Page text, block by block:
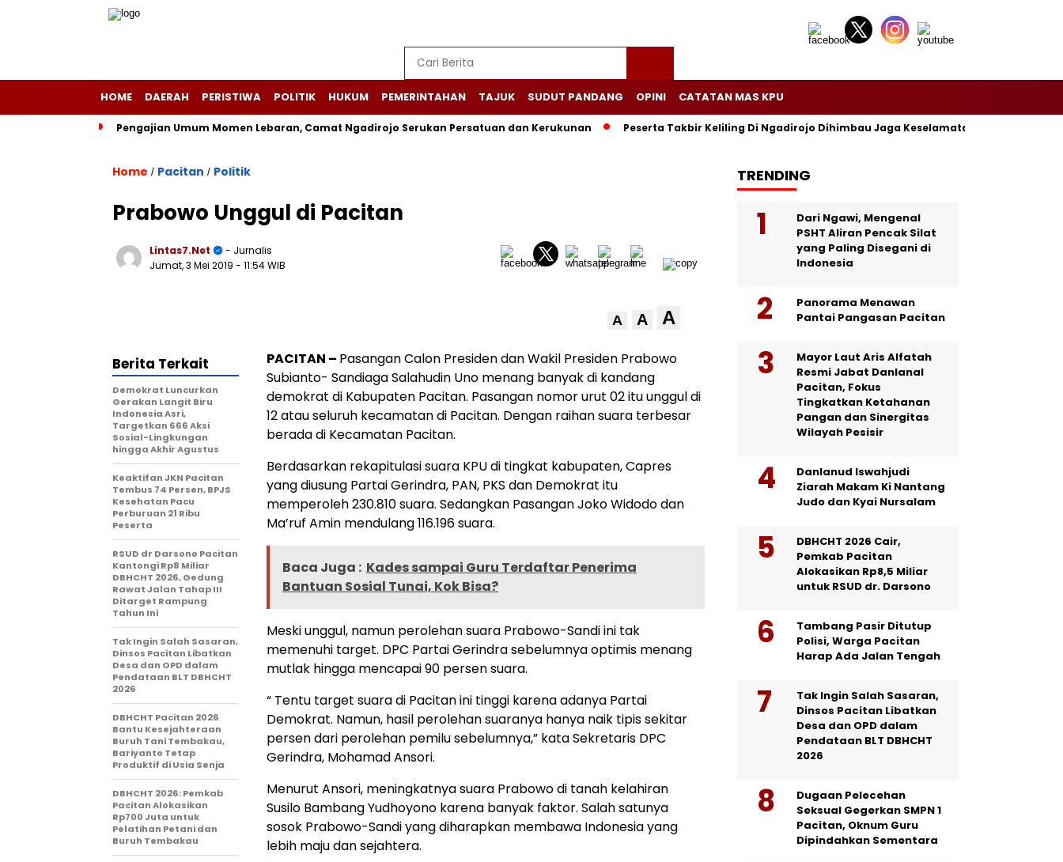
HOME DAERAH PERISTIWA POLITIK HUKUM PEMERINTAHAN TAJUK SUDUT PANDANG OPINI CATATAN MAS KPU
Pengajian Umum Momen Lebaran, Camat Ngadirojo Serukan Persatuan dan Kerukunan Peserta Takbir Keliling Di Ngadirojo Dihimbau Jaga Keselamatan dan Ketertiban
Home / Pacitan / Politik
Prabowo Unggul di Pacitan
Lintas7.net
- Jurnalis
Jumat, 3 Mei 2019 - 11:54 WIB
A A A
PACITAN – Pasangan Calon Presiden dan Wakil Presiden Prabowo
Subianto- Sandiaga Salahudin Uno menang banyak di kandang
demokrat di Kabupaten Pacitan. Pasangan nomor urut 02 itu unggul di
12 atau seluruh kecamatan di Pacitan. Dengan raihan suara terbesar
berada di Kecamatan Pacitan.
Berdasarkan rekapitulasi suara KPU di tingkat kabupaten, Capres
yang diusung Partai Gerindra, PAN, PKS dan Demokrat itu
memperoleh 230.810 suara. Sedangkan Pasangan Joko Widodo dan
Ma’ruf Amin mendulang 116.196 suara.
Baca Juga : Kades sampai Guru Terdaftar Penerima
Bantuan Sosial Tunai, Kok Bisa?
Meski unggul, namun perolehan suara Prabowo-Sandi ini tak
memenuhi target. DPC Partai Gerindra sebelumnya optimis menang
mutlak hingga mencapai 90 persen suara.
“ Tentu target suara di Pacitan ini tinggi karena adanya Partai
Demokrat. Namun, hasil perolehan suaranya hanya naik tipis sekitar
persen dari perolehan pemilu sebelumnya,” kata Sekretaris DPC
Gerindra, Mohamad Ansori.
Menurut Ansori, meningkatnya suara Prabowo di tanah kelahiran
Susilo Bambang Yudhoyono karena banyak faktor. Salah satunya
sosok Prabowo-Sandi yang diharapkan membawa Indonesia yang
lebih maju dan sejahtera.
Berita Terkait
Demokrat Luncurkan
Gerakan Langit Biru
Indonesia Asri,
Targetkan 666 Aksi
Sosial-Lingkungan
hingga Akhir Agustus
Keaktifan JKN Pacitan
Tembus 74 Persen, BPJS
Kesehatan Pacu
Perburuan 21 Ribu
Peserta
RSUD dr Darsono Pacitan
Kantongi Rp8 Miliar
DBHCHT 2026, Gedung
Rawat Jalan Tahap III
Ditarget Rampung
Tahun Ini
Tak Ingin Salah Sasaran,
Dinsos Pacitan Libatkan
Desa dan OPD dalam
Pendataan BLT DBHCHT
2026
DBHCHT Pacitan 2026
Bantu Kesejahteraan
Buruh Tani Tembakau,
Bariyanto Tetap
Produktif di Usia Senja
DBHCHT 2026: Pemkab
Pacitan Alokasikan
Rp700 Juta untuk
Pelatihan Petani dan
Buruh Tembakau
TRENDING
Dari Ngawi, Mengenal
PSHT Aliran Pencak Silat
yang Paling Disegani di
Indonesia
Panorama Menawan
Pantai Pangasan Pacitan
Mayor Laut Aris Alfatah
Resmi Jabat Danlanal
Pacitan, Fokus
Tingkatkan Ketahanan
Pangan dan Sinergitas
Wilayah Pesisir
Danlanud Iswahjudi
Ziarah Makam Ki Nantang
Judo dan Kyai Nursalam
DBHCHT 2026 Cair,
Pemkab Pacitan
Alokasikan Rp8,5 Miliar
untuk RSUD dr. Darsono
Tambang Pasir Ditutup
Polisi, Warga Pacitan
Harap Ada Jalan Tengah
Tak Ingin Salah Sasaran,
Dinsos Pacitan Libatkan
Desa dan OPD dalam
Pendataan BLT DBHCHT
2026
Dugaan Pelecehan
Seksual Gegerkan SMPN 1
Pacitan, Oknum Guru
Dipindahkan Sementara